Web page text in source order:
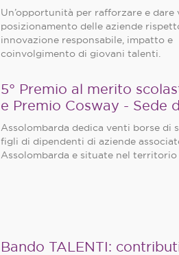
Un’opportunità per rafforzare e dare
posizionamento delle aziende
innovazione responsabile, impatto e
coinvolgimento di giovani talenti.
5° Premio al merito
e Premio Cosway - Sede
Assolombarda dedica venti borse di
figli di dipendenti di aziende
Assolombarda e situate nel territorio
Bando TALENTI: